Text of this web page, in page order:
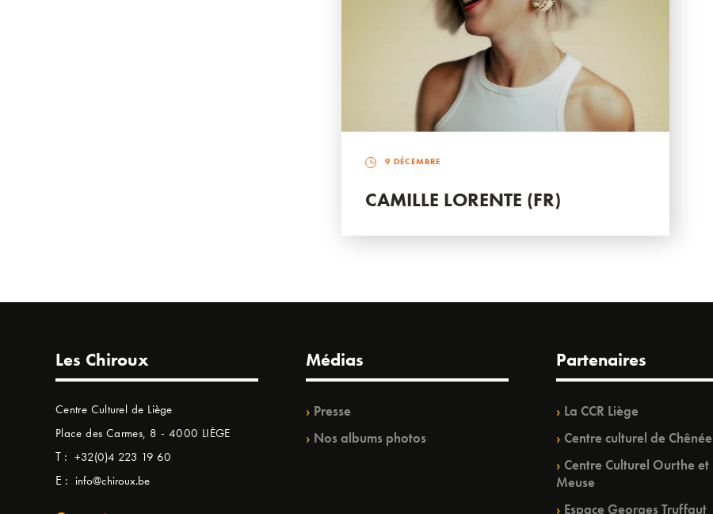
9 DÉCEMBRE
CAMILLE LORENTE (FR)
Les Chiroux
Centre Culturel de Liège
Place des Carmes, 8 - 4000 LIÈGE
T : +32(0)4 223 19 60
E : info@chiroux.be
Médias
Presse
Nos albums photos
Partenaires
La CCR Liège
Centre culturel de Chênée
Centre Culturel Ourthe et
Meuse
Espace Georges Truffaut